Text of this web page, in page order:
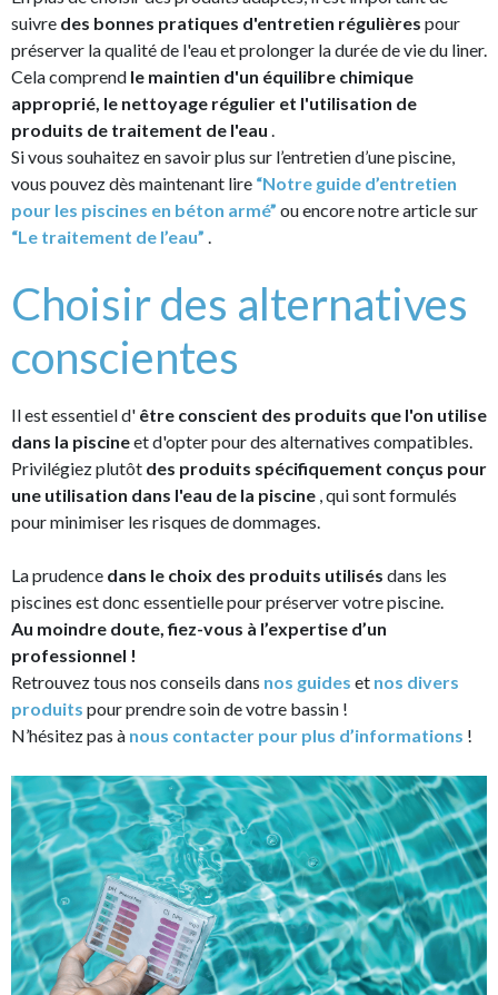
suivre des bonnes pratiques d'entretien régulières pour
préserver la qualité de l'eau et prolonger la durée de vie du liner.
Cela comprend le maintien d'un équilibre chimique
approprié, le nettoyage régulier et l'utilisation de
produits de traitement de l'eau .
Si vous souhaitez en savoir plus sur l’entretien d’une piscine,
vous pouvez dès maintenant lire “Notre guide d’entretien
pour les piscines en béton armé” ou encore notre article sur
“Le traitement de l’eau” .
Choisir des alternatives
conscientes
Il est essentiel d' être conscient des produits que l'on utilise
dans la piscineet d'opter pour des alternatives compatibles.
Privilégiez plutôt des produits spécifiquement conçus pour
une utilisation dans l'eau de la piscine , qui sont formulés
pour minimiser les risques de dommages.
La prudence dans le choix des produits utilisés dans les
piscines est donc essentielle pour préserver votre piscine.
Au moindre doute, fiez-vous à l’expertise d’un
professionnel !
Retrouvez tous nos conseils dans nos guides et nos divers
produits pour prendre soin de votre bassin !
N’hésitez pas à nous contacter pour plus d’informations !